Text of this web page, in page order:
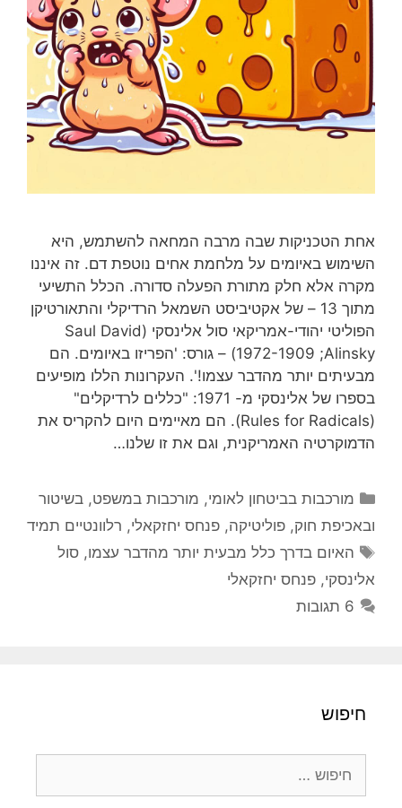
אחת הטכניקות שבה מרבה המחאה להשתמש, היא
השימוש באיומים על מלחמת אחים נוטפת דם. זה איננו
מקרה אלא חלק מתורת הפעלה סדורה. הכלל התשיעי
מתוך 13 – של אקטיביסט השמאל הרדיקלי והתאורטיקן
הפוליטי יהודי-אמריקאי סול אלינסקי (Saul David
Alinsky;‏ 1972-1909) – גורס: 'הפריזו באיומים. הם
מבעיתים יותר מהדבר עצמו!'. העקרונות הללו מופיעים
בספרו של אלינסקי מ- 1971: "כללים לרדיקלים"
(Rules for Radicals). הם מאיימים היום להקריס את
הדמוקרטיה האמריקנית, וגם את זו שלנו…
קטגוריות
מורכבות בביטחון לאומי, מורכבות במשפט, בשיטור
ובאכיפת חוק, פוליטיקה, פנחס יחזקאלי, רלוונטיים תמיד
תגיות
האיום בדרך כלל מבעית יותר מהדבר עצמו,סול
אלינסקי, פנחס יחזקאלי
6 תגובות
חיפוש